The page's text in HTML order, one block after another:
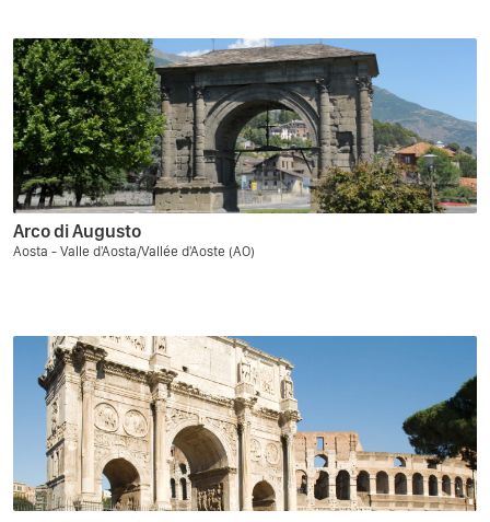
Arco di Augusto
Aosta - Valle d'Aosta/Vallée d'Aoste (AO)